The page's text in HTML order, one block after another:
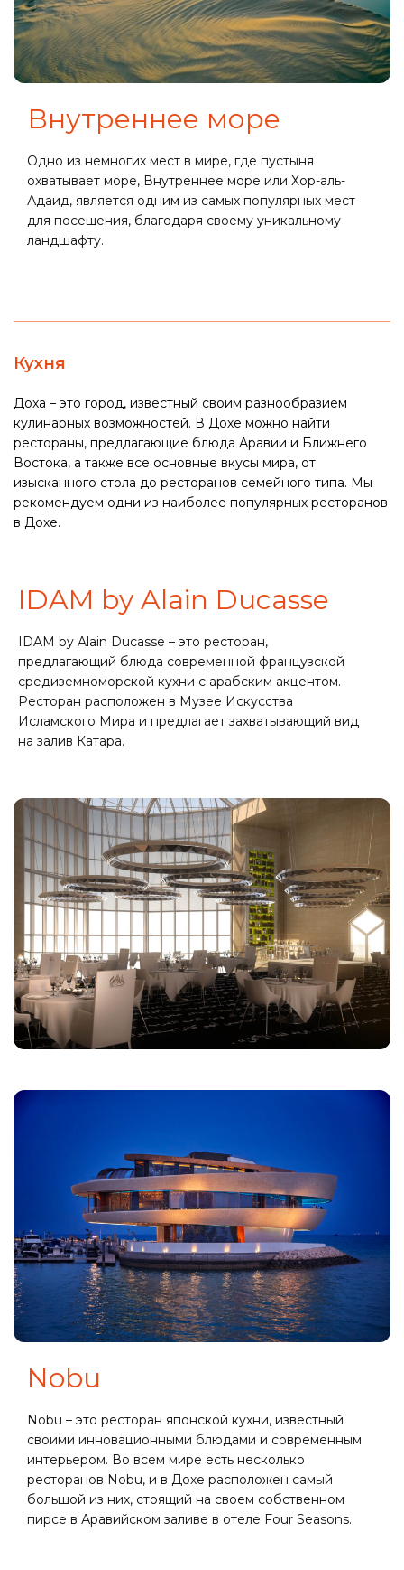
Внутреннее море
Одно из немногих мест в мире, где пустыня
охватывает море, Внутреннее море или Хор-аль-
Адаид, является одним из самых популярных мест
для посещения, благодаря своему уникальному
ландшафту.
Кухня
Доха – это город, известный своим разнообразием
кулинарных возможностей. В Дохе можно найти
рестораны, предлагающие блюда Аравии и Ближнего
Востока, а также все основные вкусы мира, от
изысканного стола до ресторанов семейного типа. Мы
рекомендуем одни из наиболее популярных ресторанов
в Дохе.
IDAM by Alain Ducasse
IDAM by Alain Ducasse – это ресторан,
предлагающий блюда современной французской
средиземноморской кухни с арабским акцентом.
Ресторан расположен в Музее Искусства
Исламского Мира и предлагает захватывающий вид
на залив Катара.
Nobu
Nobu – это ресторан японской кухни, известный
своими инновационными блюдами и современным
интерьером. Во всем мире есть несколько
ресторанов Nobu, и в Дохе расположен самый
большой из них, стоящий на своем собственном
пирсе в Аравийском заливе в отеле Four Seasons.